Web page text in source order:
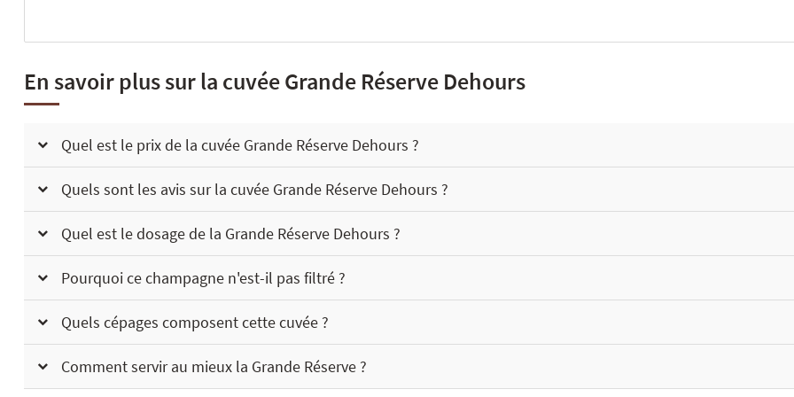
En savoir plus sur la cuvée Grande Réserve Dehours
Quel est le prix de la cuvée Grande Réserve Dehours ?
Quels sont les avis sur la cuvée Grande Réserve Dehours ?
Quel est le dosage de la Grande Réserve Dehours ?
Pourquoi ce champagne n'est-il pas filtré ?
Quels cépages composent cette cuvée ?
Comment servir au mieux la Grande Réserve ?